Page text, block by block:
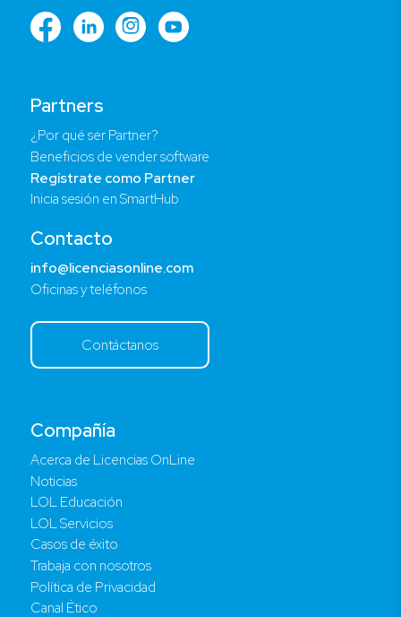
Compañía
Acerca de Licencias OnLine
Noticias
LOL Educación
LOL Servicios
Casos de éxito
Trabaja con nosotros
Política de Privacidad
Canal Ético
Partners
¿Por qué ser Partner?
Beneficios de vender software
Regístrate como Partner
Inicia sesión en SmartHub
Contacto
info@licenciasonline.com
Oficinas y teléfonos
Contáctanos